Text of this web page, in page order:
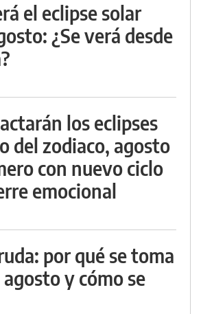
el eclipse solar
¿Se verá desde
los eclipses
del zodiaco, agosto
con nuevo ciclo
emocional
por qué se toma
agosto y cómo se